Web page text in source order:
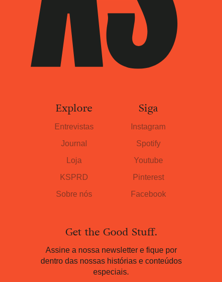
Get the Good Stuff.
Assine a nossa newsletter e fique por
dentro das nossas histórias e conteúdos
especiais.
Explore
Entrevistas
Journal
Loja
KSPRD
Sobre nós
Siga
Instagram
Spotify
Youtube
Pinterest
Facebook